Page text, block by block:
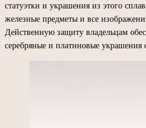
статуэтки и украшения из этого
железные предметы и все
Действенную защиту владельцам
серебряные и платиновые украшения